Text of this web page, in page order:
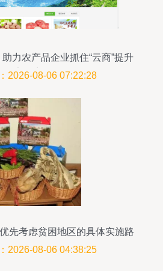
力农产品企业抓住“云商”提升
竞争力
2026-08-06 07:22:28
先考虑贫困地区的具体实施路
径
2026-08-06 04:38:25